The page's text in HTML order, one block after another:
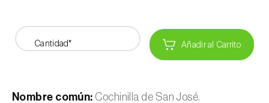
Cantidad* Añadir al Carrito
Nombre común: Cochinilla de San José.